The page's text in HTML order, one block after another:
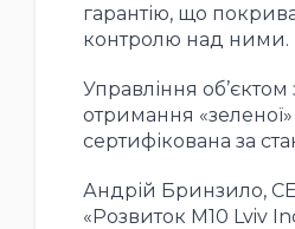
гарантію, що
контролю над ними.
Управління об’єктом
отримання «зеленої»
сертифікована за
Андрій Бринзило,
«Розвиток M10 Lviv